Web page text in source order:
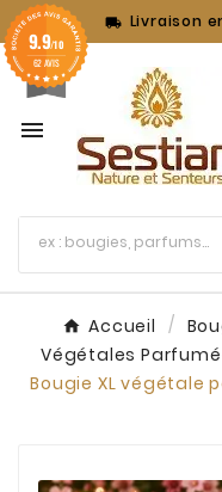
 Livraison

Accueil
Végétales
Bougie XL végétale
9.9/10
62 AVIS